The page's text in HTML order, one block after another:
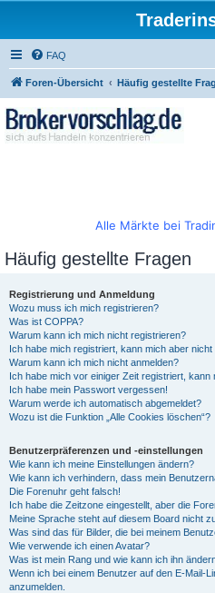
FAQ
Foren-Übersicht Häufig gestellte
Alle Märkte bei
Häufig gestellte Fragen
Registrierung und Anmeldung
Wozu muss ich mich registrieren?
Was ist COPPA?
Warum kann ich mich nicht registrieren?
Ich habe mich registriert, kann mich aber nicht
Warum kann ich mich nicht anmelden?
Ich habe mich vor einiger Zeit registriert, kann
Ich habe mein Passwort vergessen!
Warum werde ich automatisch abgemeldet?
Wozu ist die Funktion „Alle Cookies löschen“?
Benutzerpräferenzen und -einstellungen
Wie kann ich meine Einstellungen ändern?
Wie kann ich verhindern, dass mein
Die Forenuhr geht falsch!
Ich habe die Zeitzone eingestellt, aber die
Meine Sprache steht auf diesem Board nicht
Was sind das für Bilder, die bei meinem
Wie verwende ich einen Avatar?
Was ist mein Rang und wie kann ich ihn
Wenn ich bei einem Benutzer auf den E-Mail-
anzumelden.